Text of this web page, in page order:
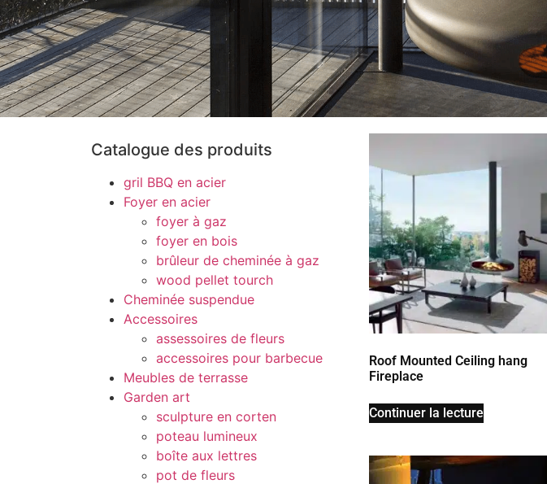
Catalogue des produits
gril BBQ en acier
Foyer en acier
foyer à gaz
foyer en bois
brûleur de cheminée à gaz
wood pellet tourch
Cheminée suspendue
Accessoires
assessoires de fleurs
accessoires pour barbecue
Meubles de terrasse
Garden art
sculpture en corten
poteau lumineux
boîte aux lettres
pot de fleurs
Roof Mounted Ceiling hang
Fireplace
Continuer la lecture